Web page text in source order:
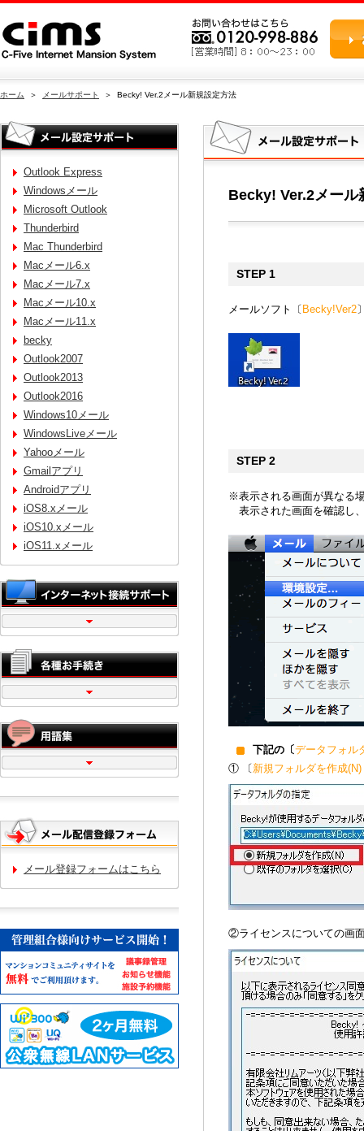
ホーム ＞ メールサポート ＞ Becky! Ver.2メール新規設定方法
Outlook Express
Windowsメール
Microsoft Outlook
Thunderbird
Mac Thunderbird
Macメール6.x
Macメール7.x
Macメール10.x
Macメール11.x
becky
Outlook2007
Outlook2013
Outlook2016
Windows10メール
WindowsLiveメール
Yahooメール
Gmailアプリ
Androidアプリ
iOS8.xメール
iOS10.xメール
iOS11.xメール
メール登録フォームはこちら
Becky! Ver.2メール
STEP 1
メールソフト〔 Becky!Ver2
STEP 2
※表示される画面が異なる
表示された画面を確認し
下記の〔データフォル
① 〔 新規フォルダを作成(N)
②ライセンスについての画